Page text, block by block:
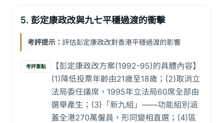
5. 彭定康政改與九七平穩過渡的衝擊
考評提示： 評估彭定康政改對香港平穩過渡的影響
考評重點
【彭定康政改方案(1992-95)的具體內容】
(1)降低投票年齡由21歲至18歲；(2)取消立
法局委任議席，1995年立法局60席全部由
選舉產生；(3)「新九組」——功能組別涵
蓋全港270萬僱員，形同變相直選；(4)區